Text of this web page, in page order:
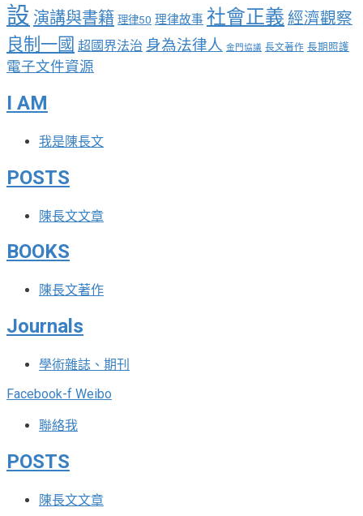
設 演講與書籍 理律50 理律故事 社會正義 經濟觀察
良制一國 超國界法治 身為法律人 金門協議 長文著作 長期照護
電子文件資源
I AM
我是陳長文
POSTS
陳長文文章
BOOKS
陳長文著作
Journals
學術雜誌、期刊
Facebook-f Weibo
聯絡我
POSTS
陳長文文章